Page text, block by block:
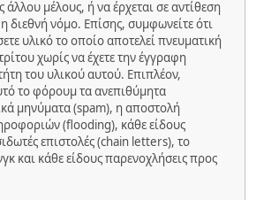
άλλου μέλους, ή να έρχεται σε αντίθεση
διεθνή νόμο. Επίσης, συμφωνείτε ότι
υλικό το οποίο αποτελεί πνευματική
χωρίς να έχετε την έγγραφη
του υλικού αυτού. Επιπλέον,
το φόρουμ τα ανεπιθύμητα
μηνύματα (spam), η αποστολή
(flooding), κάθε είδους
επιστολές (chain letters), το
και κάθε είδους παρενοχλήσεις προς